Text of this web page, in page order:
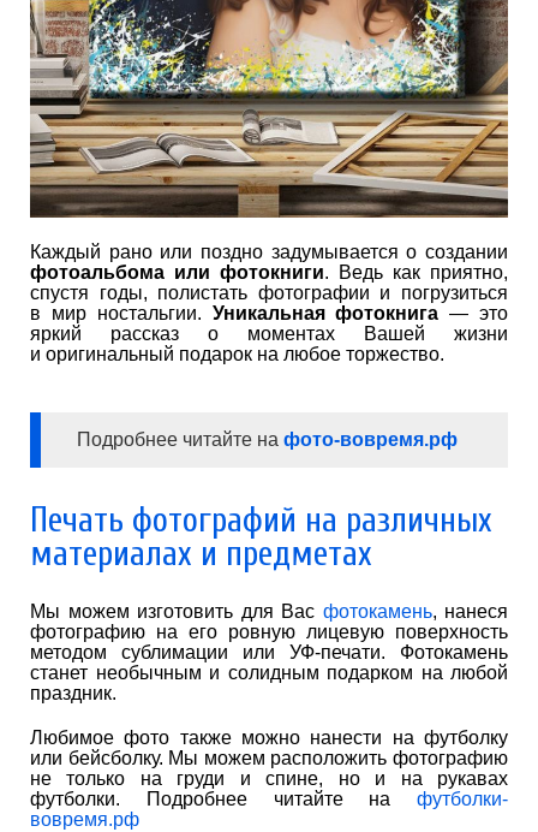
Каждый рано или поздно задумывается о создании
фотоальбома или фотокниги. Ведь как приятно,
спустя годы, полистать фотографии и погрузиться
в мир ностальгии. Уникальная фотокнига — это
яркий рассказ о моментах Вашей жизни
и оригинальный подарок на любое торжество.
Подробнее читайте на фото-вовремя.рф
Печать фотографий на различных
материалах и предметах
Мы можем изготовить для Вас фотокамень, нанеся
фотографию на его ровную лицевую поверхность
методом сублимации или УФ-печати. Фотокамень
станет необычным и солидным подарком на любой
праздник.
Любимое фото также можно нанести на футболку
или бейсболку. Мы можем расположить фотографию
не только на груди и спине, но и на рукавах
футболки. Подробнее читайте на футболки-
вовремя.рф